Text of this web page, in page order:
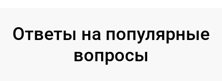
Ответы на популярные
вопросы